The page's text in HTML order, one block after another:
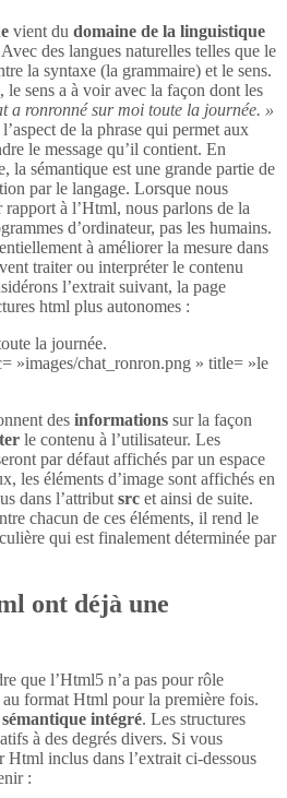
vient du domaine de la linguistique
des langues naturelles telles que le
la syntaxe (la grammaire) et le sens.
le sens a à voir avec la façon dont les
a ronronné sur moi toute la journée. »
de la phrase qui permet aux
le message qu’il contient. En
la sémantique est une grande partie de
par le langage. Lorsque nous
à l’Html, nous parlons de la
d’ordinateur, pas les humains.
à améliorer la mesure dans
traiter ou interpréter le contenu
l’extrait suivant, la page
html plus autonomes :
la journée.
»images/chat_ronron.png » title= »le
des informations sur la façon
le contenu à l’utilisateur. Les
par défaut affichés par un espace
les éléments d’image sont affichés en
dans l’attribut src et ainsi de suite.
chacun de ces éléments, il rend le
qui est finalement déterminée par
ont déjà une
que l’Html5 n’a pas pour rôle
format Html pour la première fois.
sémantique intégré. Les structures
à des degrés divers. Si vous
Html inclus dans l’extrait ci-dessous
: